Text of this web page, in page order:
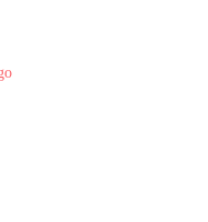
d’emploi